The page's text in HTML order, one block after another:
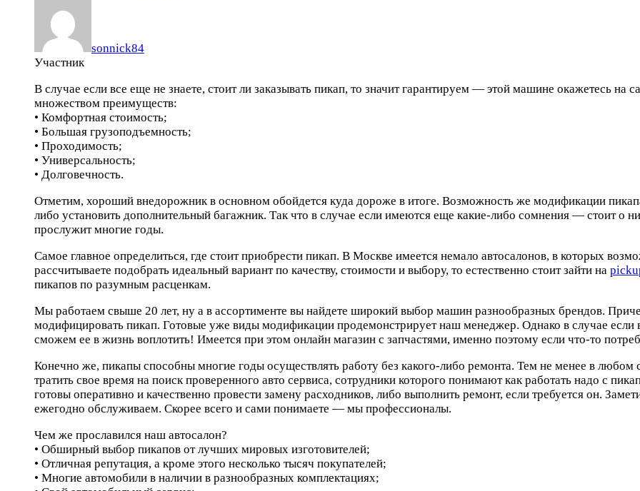
sonnick84
Участник
В случае если все еще не знаете, стоит ли заказывать пикап, то значит гарантируем — этой машине окажетесь
множеством преимуществ:
• Комфортная стоимость;
• Большая грузоподъемность;
• Проходимость;
• Универсальность;
• Долговечность.
Отметим, хороший внедорожник в основном обойдется куда дороже в итоге. Возможность же модификации
либо установить дополнительный багажник. Так что в случае если имеются еще какие-либо сомнения — стоит о
прослужит многие годы.
Самое главное определиться, где стоит приобрести пикап. В Москве имеется немало автосалонов, в которых
рассчитываете подобрать идеальный вариант по качеству, стоимости и выбору, то естественно стоит зайти на
пикапов по разумным расценкам.
Мы работаем свыше 20 лет, ну а в ассортименте вы найдете широкий выбор машин разнообразных брендов.
модифицировать пикап. Готовые уже виды модификации продемонстрирует наш менеджер. Однако в случае
сможем ее в жизнь воплотить! Имеется при этом онлайн магазин с запчастями, именно поэтому если что-то
Конечно же, пикапы способны многие годы осуществлять работу без какого-либо ремонта. Тем не менее в любом
тратить свое время на поиск проверенного авто сервиса, сотрудники которого понимают как работать надо с
готовы оперативно и качественно провести замену расходников, либо выполнить ремонт, если требуется он.
ежегодно обслуживаем. Скорее всего и сами понимаете — мы профессионалы.
Чем же прославился наш автосалон?
• Обширный выбор пикапов от лучших мировых изготовителей;
• Отличная репутация, а кроме этого несколько тысяч покупателей;
• Многие автомобили в наличии в разнообразных комплектациях;